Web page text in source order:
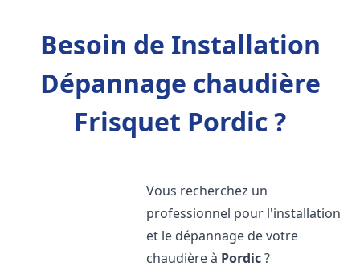
Besoin de Installation
Dépannage chaudière
Frisquet Pordic ?
Vous recherchez un
professionnel pour l'installation
et le dépannage de votre
chaudière à Pordic?